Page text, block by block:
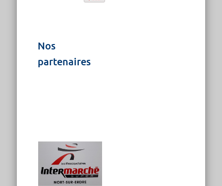
Nos
partenaires